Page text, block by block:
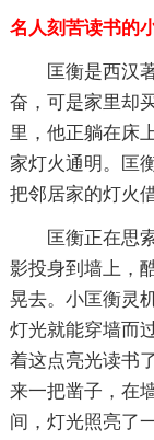
名人刻苦读书的
匡衡是西汉
奋，可是家里却
里，他正躺在床
家灯火通明。匡
把邻居家的灯火
匡衡正在思
影投身到墙上，
晃去。小匡衡灵
灯光就能穿墙而
着这点亮光读书
来一把凿子，在
间，灯光照亮了